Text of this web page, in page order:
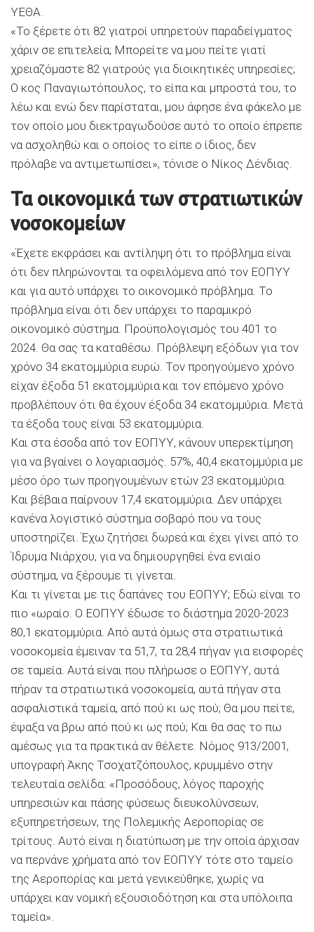
ΥΕΘΑ.
«Το ξέρετε ότι 82 γιατροί υπηρετούν παραδείγματος
χάριν σε επιτελεία; Μπορείτε να μου πείτε γιατί
χρειαζόμαστε 82 γιατρούς για διοικητικές υπηρεσίες;
Ο κος Παναγιωτόπουλος, το είπα και μπροστά του, το
λέω και ενώ δεν παρίσταται, μου άφησε ένα φάκελο με
τον οποίο μου διεκτραγωδούσε αυτό το οποίο έπρεπε
να ασχοληθώ και ο οποίος το είπε ο ίδιος, δεν
πρόλαβε να αντιμετωπίσει», τόνισε ο Νίκος Δένδιας.
Τα οικονομικά των στρατιωτικών
νοσοκομείων
«Έχετε εκφράσει και αντίληψη ότι το πρόβλημα είναι
ότι δεν πληρώνονται τα οφειλόμενα από τον ΕΟΠΥΥ
και για αυτό υπάρχει το οικονομικό πρόβλημα. Το
πρόβλημα είναι ότι δεν υπάρχει το παραμικρό
οικονομικό σύστημα. Προϋπολογισμός του 401 το
2024. Θα σας τα καταθέσω. Πρόβλεψη εξόδων για τον
χρόνο 34 εκατομμύρια ευρώ. Τον προηγούμενο χρόνο
είχαν έξοδα 51 εκατομμύρια και τον επόμενο χρόνο
προβλέπουν ότι θα έχουν έξοδα 34 εκατομμύρια. Μετά
τα έξοδα τους είναι 53 εκατομμύρια.
Και στα έσοδα από τον ΕΟΠΥΥ, κάνουν υπερεκτίμηση
για να βγαίνει ο λογαριασμός. 57%, 40,4 εκατομμύρια με
μέσο όρο των προηγουμένων ετών 23 εκατομμύρια.
Και βέβαια παίρνουν 17,4 εκατομμύρια. Δεν υπάρχει
κανένα λογιστικό σύστημα σοβαρό που να τους
υποστηρίζει. Έχω ζητήσει δωρεά και έχει γίνει από το
Ίδρυμα Νιάρχου, για να δημιουργηθεί ένα ενιαίο
σύστημα, να ξέρουμε τι γίνεται.
Και τι γίνεται με τις δαπάνες του ΕΟΠΥΥ; Εδώ είναι το
πιο «ωραίο. Ο ΕΟΠΥΥ έδωσε το διάστημα 2020-2023
80,1 εκατομμύρια. Από αυτά όμως στα στρατιωτικά
νοσοκομεία έμειναν τα 51,7, τα 28,4 πήγαν για εισφορές
σε ταμεία. Αυτά είναι που πλήρωσε ο ΕΟΠΥΥ, αυτά
πήραν τα στρατιωτικά νοσοκομεία, αυτά πήγαν στα
ασφαλιστικά ταμεία, από πού κι ως πού; Θα μου πείτε,
έψαξα να βρω από πού κι ως πού; Και θα σας το πω
αμέσως για τα πρακτικά αν θέλετε. Νόμος 913/2001,
υπογραφή Άκης Τσοχατζόπουλος, κρυμμένο στην
τελευταία σελίδα: «Προσόδους, λόγος παροχής
υπηρεσιών και πάσης φύσεως διευκολύνσεων,
εξυπηρετήσεων, της Πολεμικής Αεροπορίας σε
τρίτους. Αυτό είναι η διατύπωση με την οποία άρχισαν
να περνάνε χρήματα από τον ΕΟΠΥΥ τότε στο ταμείο
της Αεροπορίας και μετά γενικεύθηκε, χωρίς να
υπάρχει καν νομική εξουσιοδότηση και στα υπόλοιπα
ταμεία».